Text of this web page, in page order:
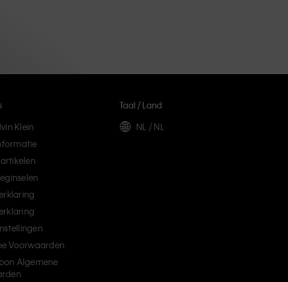
Klein
Voorwaarden
Algemene
Taal / Land
NL / NL